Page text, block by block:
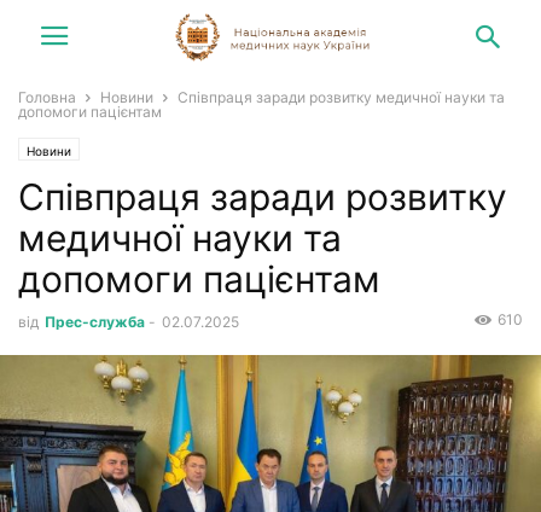
Головна Новини
Співпраця заради розвитку медичної науки та
допомоги пацієнтам
Новини
Співпраця заради розвитку
медичної науки та
допомоги пацієнтам
від Прес-служба - 02.07.2025 610